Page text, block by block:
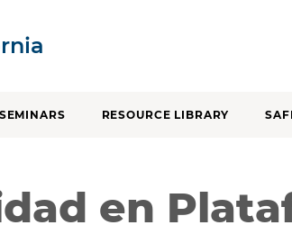
SEMINARS RESOURCE LIBRARY
en